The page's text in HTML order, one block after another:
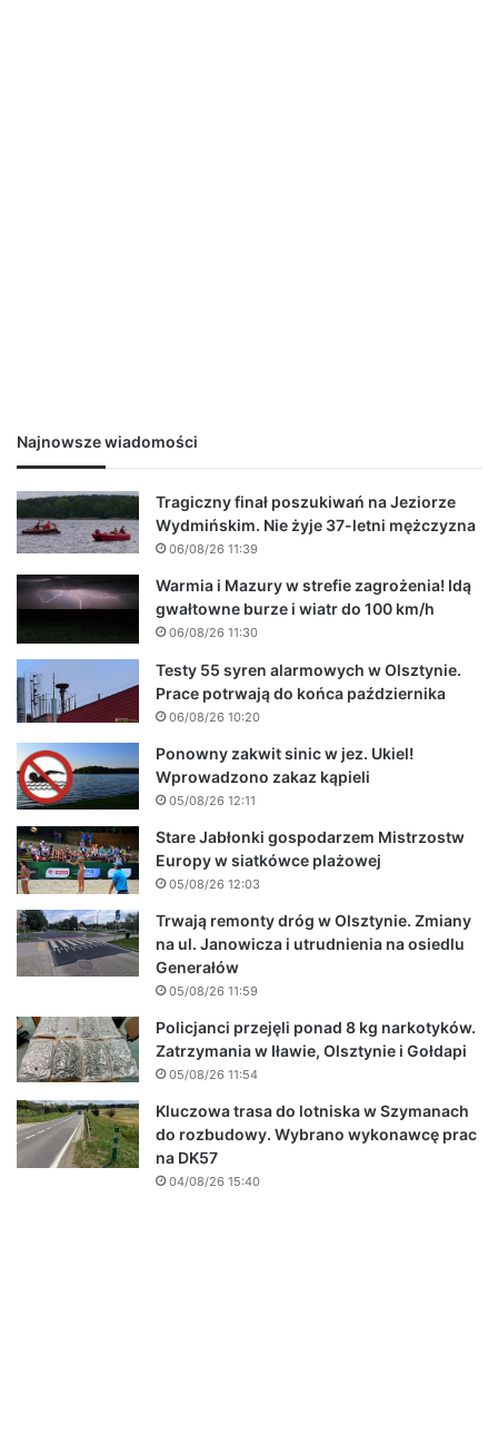
Najnowsze wiadomości
Tragiczny finał poszukiwań na Jeziorze
Wydmińskim. Nie żyje 37-letni mężczyzna
06/08/26 11:39
Warmia i Mazury w strefie zagrożenia! Idą
gwałtowne burze i wiatr do 100 km/h
06/08/26 11:30
Testy 55 syren alarmowych w Olsztynie.
Prace potrwają do końca października
06/08/26 10:20
Ponowny zakwit sinic w jez. Ukiel!
Wprowadzono zakaz kąpieli
05/08/26 12:11
Stare Jabłonki gospodarzem Mistrzostw
Europy w siatkówce plażowej
05/08/26 12:03
Trwają remonty dróg w Olsztynie. Zmiany
na ul. Janowicza i utrudnienia na osiedlu
Generałów
05/08/26 11:59
Policjanci przejęli ponad 8 kg narkotyków.
Zatrzymania w Iławie, Olsztynie i Gołdapi
05/08/26 11:54
Kluczowa trasa do lotniska w Szymanach
do rozbudowy. Wybrano wykonawcę prac
na DK57
04/08/26 15:40